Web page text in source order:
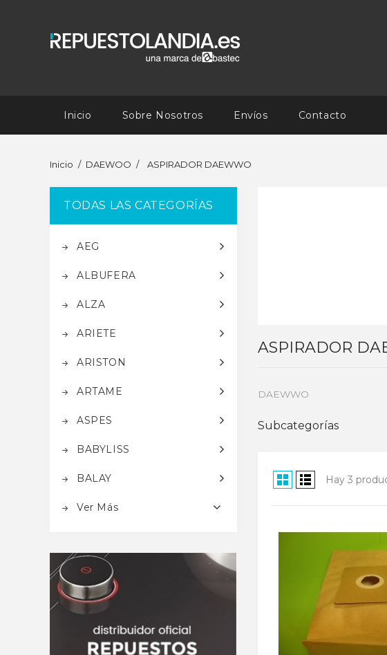
Inicio Sobre Nosotros Envíos Contacto
Inicio DAEWOO ASPIRADOR DAEWWO
TODAS LAS CATEGORÍAS
AEG
ALBUFERA
ALZA
ARIETE
ARISTON
ARTAME
ASPES
BABYLISS
BALAY
Ver Más
ASPIRADOR
DAEWWO
Subcategorías
Hay 3